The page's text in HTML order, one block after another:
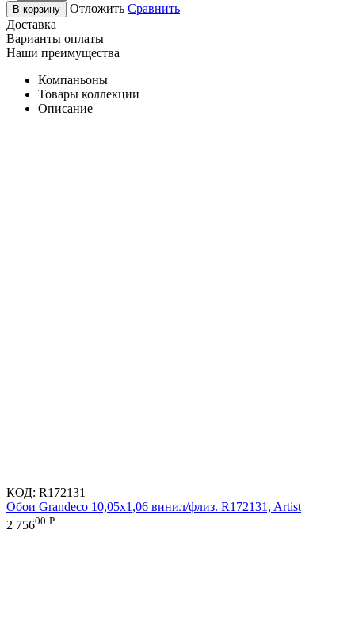
В корзину Отложить Сравнить
Доставка
Варианты оплаты
Наши преимущества
Компаньоны
Товары коллекции
Описание
КОД: R172131
Обои Grandeco 10,05х1,06 винил/флиз. R172131, Artist
2 75600 Р